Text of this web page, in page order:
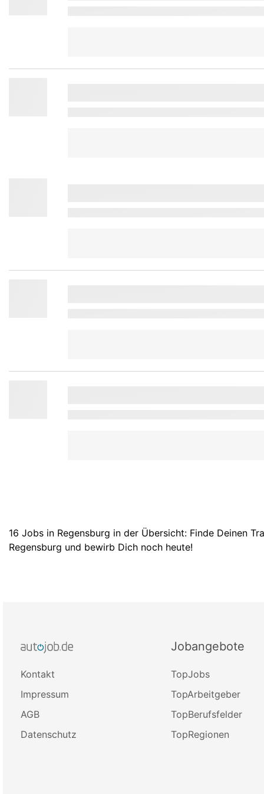
16 Jobs in Regensburg in der Übersicht: Finde Deinen
Regensburg und bewirb Dich noch heute!
Kontakt
Impressum
AGB
Datenschutz
Jobangebote
TopJobs
TopArbeitgeber
TopBerufsfelder
TopRegionen